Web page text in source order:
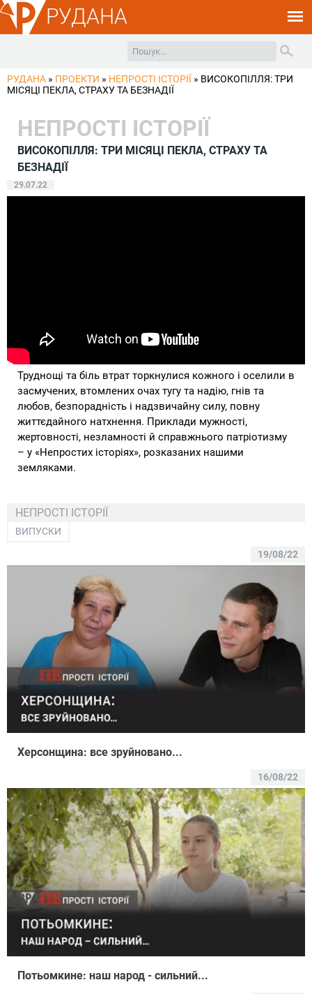
РУДАНА
РУДАНА » ПРОЕКТИ » НЕПРОСТІ ІСТОРІЇ » ВИСОКОПІЛЛЯ: ТРИ
МІСЯЦІ ПЕКЛА, СТРАХУ ТА БЕЗНАДІЇ
НЕПРОСТІ ІСТОРІЇ
ВИСОКОПІЛЛЯ: ТРИ МІСЯЦІ ПЕКЛА, СТРАХУ ТА
БЕЗНАДІЇ
29.07.22
Труднощі та біль втрат торкнулися кожного і оселили в
засмучених, втомлених очах тугу та надію, гнів та
любов, безпорадність і надзвичайну силу, повну
життєдайного натхнення. Приклади мужності,
жертовності, незламності й справжнього патріотизму
– у «Непростих історіях», розказаних нашими
земляками.
НЕПРОСТІ ІСТОРІЇ
ВИПУСКИ
19/08/22
Херсонщина: все зруйновано...
16/08/22
Потьомкине: наш народ - сильний...